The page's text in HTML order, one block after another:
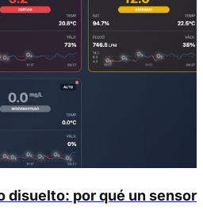
disuelto: por qué un sensor